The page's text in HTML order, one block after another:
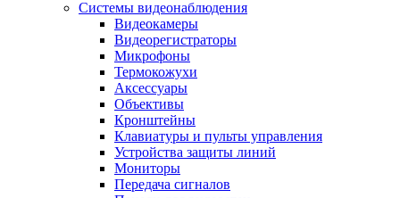
Системы видеонаблюдения
Видеокамеры
Видеорегистраторы
Микрофоны
Термокожухи
Аксессуары
Объективы
Кронштейны
Клавиатуры и пульты управления
Устройства защиты линий
Мониторы
Передача сигналов